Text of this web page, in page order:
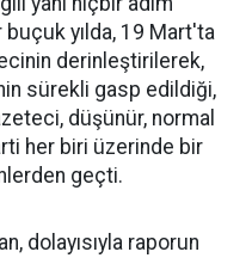
buçuk yılda, 19 Mart'ta
derinleştirilerek,
sürekli gasp edildiği,
düşünür, normal
her biri üzerinde bir
geçti.
dolayısıyla raporun